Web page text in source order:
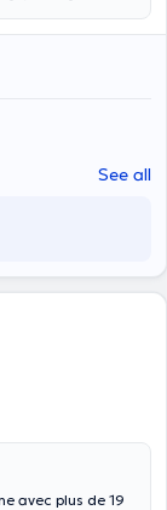
related to
See all
avec plus de 19